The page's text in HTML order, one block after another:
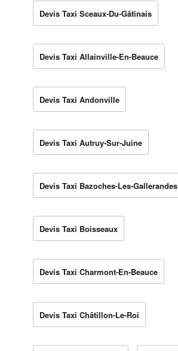
Devis Taxi Sceaux-Du-Gâtinais
Devis Taxi Allainville-En-Beauce
Devis Taxi Andonville
Devis Taxi Autruy-Sur-Juine
Devis Taxi Bazoches-Les-Gallerandes
Devis Taxi Boisseaux
Devis Taxi Charmont-En-Beauce
Devis Taxi Châtillon-Le-Roi